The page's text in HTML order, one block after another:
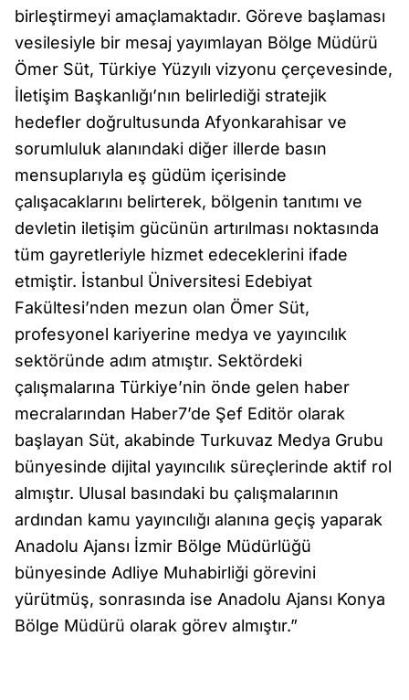
birleştirmeyi amaçlamaktadır. Göreve başlaması
vesilesiyle bir mesaj yayımlayan Bölge Müdürü
Ömer Süt, Türkiye Yüzyılı vizyonu çerçevesinde,
İletişim Başkanlığı’nın belirlediği stratejik
hedefler doğrultusunda Afyonkarahisar ve
sorumluluk alanındaki diğer illerde basın
mensuplarıyla eş güdüm içerisinde
çalışacaklarını belirterek, bölgenin tanıtımı ve
devletin iletişim gücünün artırılması noktasında
tüm gayretleriyle hizmet edeceklerini ifade
etmiştir. İstanbul Üniversitesi Edebiyat
Fakültesi’nden mezun olan Ömer Süt,
profesyonel kariyerine medya ve yayıncılık
sektöründe adım atmıştır. Sektördeki
çalışmalarına Türkiye’nin önde gelen haber
mecralarından Haber7’de Şef Editör olarak
başlayan Süt, akabinde Turkuvaz Medya Grubu
bünyesinde dijital yayıncılık süreçlerinde aktif rol
almıştır. Ulusal basındaki bu çalışmalarının
ardından kamu yayıncılığı alanına geçiş yaparak
Anadolu Ajansı İzmir Bölge Müdürlüğü
bünyesinde Adliye Muhabirliği görevini
yürütmüş, sonrasında ise Anadolu Ajansı Konya
Bölge Müdürü olarak görev almıştır.”